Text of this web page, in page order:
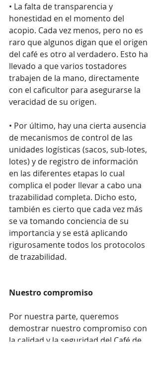
• La falta de transparencia y
honestidad en el momento del
acopio. Cada vez menos, pero no es
raro que algunos digan que el origen
del café es otro al verdadero. Esto ha
llevado a que varios tostadores
trabajen de la mano, directamente
con el caficultor para asegurarse la
veracidad de su origen.
• Por último, hay una cierta ausencia
de mecanismos de control de las
unidades logísticas (sacos, sub-lotes,
lotes) y de registro de información
en las diferentes etapas lo cual
complica el poder llevar a cabo una
trazabilidad completa. Dicho esto,
también es cierto que cada vez más
se va tomando conciencia de su
importancia y se está aplicando
rigurosamente todos los protocolos
de trazabilidad.
Nuestro compromiso
Por nuestra parte, queremos
demostrar nuestro compromiso con
la calidad y la seguridad del Café de